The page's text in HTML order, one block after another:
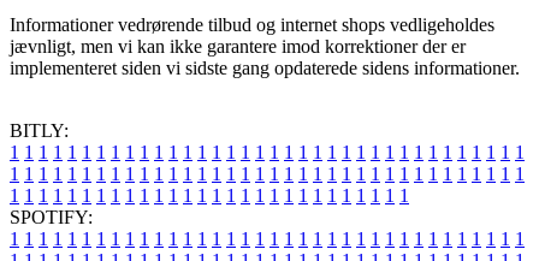
Informationer vedrørende tilbud og internet shops vedligeholdes
jævnligt, men vi kan ikke garantere imod korrektioner der er
implementeret siden vi sidste gang opdaterede sidens informationer.
BITLY:
1 1 1 1 1 1 1 1 1 1 1 1 1 1 1 1 1 1 1 1 1 1 1 1 1 1 1 1 1 1 1 1 1 1 1 1
1 1 1 1 1 1 1 1 1 1 1 1 1 1 1 1 1 1 1 1 1 1 1 1 1 1 1 1 1 1 1 1 1 1 1 1
1 1 1 1 1 1 1 1 1 1 1 1 1 1 1 1 1 1 1 1 1 1 1 1 1 1 1 1
SPOTIFY:
1 1 1 1 1 1 1 1 1 1 1 1 1 1 1 1 1 1 1 1 1 1 1 1 1 1 1 1 1 1 1 1 1 1 1 1